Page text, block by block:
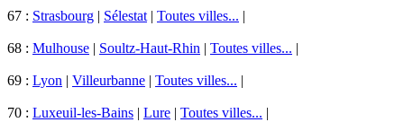
67 : Strasbourg | Sélestat | Toutes villes... |
68 : Mulhouse | Soultz-Haut-Rhin | Toutes villes... |
69 : Lyon | Villeurbanne | Toutes villes... |
70 : Luxeuil-les-Bains | Lure | Toutes villes... |